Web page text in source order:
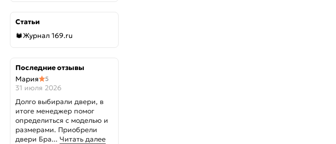
Статьи
Журнал 169.ru
Последние отзывы
Мария
5
31 июля 2026
Долго выбирали двери, в
итоге менеджер помог
определиться с моделью и
размерами. Приобрели
двери Бра... Читать далее